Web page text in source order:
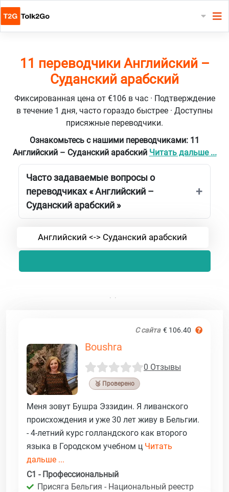
11 переводчики Английский –
Суданский арабский
Фиксированная цена от €106 в час · Подтверждение
в течение 1 дня, часто гораздо быстрее · Доступны
присяжные переводчики.
Ознакомьтесь с нашими переводчиками: 11
Английский – Суданский арабский Читать дальше ...
Часто задаваемые вопросы о
переводчиках « Английский –
Суданский арабский »
Английский <-> Суданский арабский
С сайта € 106.40
Boushra
0 Отзывы
🥉 Проверено
Меня зовут Бушра Эззидин. Я ливанского
происхождения и уже 30 лет живу в Бельгии.
- 4-летний курс голландского как второго
языка в Городском учебном ц Читать
дальше ...
C1 - Профессиональный
Присяга Бельгия - Национальный реестр